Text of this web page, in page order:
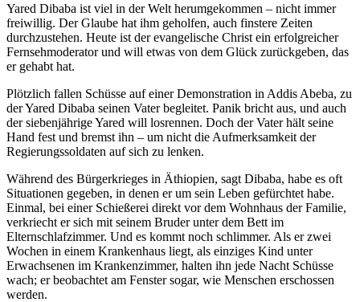
Yared Dibaba ist viel in der Welt herumgekommen – nicht immer
freiwillig. Der Glaube hat ihm geholfen, auch finstere Zeiten
durchzustehen. Heute ist der evangelische Christ ein erfolgreicher
Fernsehmoderator und will etwas von dem Glück zurückgeben, das
er gehabt hat.
Plötzlich fallen Schüsse auf einer Demonstration in Addis Abeba, zu
der Yared Dibaba seinen Vater begleitet. Panik bricht aus, und auch
der siebenjährige Yared will losrennen. Doch der Vater hält seine
Hand fest und bremst ihn – um nicht die Aufmerksamkeit der
Regierungssoldaten auf sich zu lenken.
Während des Bürgerkrieges in Äthiopien, sagt Dibaba, habe es oft
Situationen gegeben, in denen er um sein Leben gefürchtet habe.
Einmal, bei einer Schießerei direkt vor dem Wohnhaus der Familie,
verkriecht er sich mit seinem Bruder unter dem Bett im
Elternschlafzimmer. Und es kommt noch schlimmer. Als er zwei
Wochen in einem Krankenhaus liegt, als einziges Kind unter
Erwachsenen im Krankenzimmer, halten ihn jede Nacht Schüsse
wach; er beobachtet am Fenster sogar, wie Menschen erschossen
werden.